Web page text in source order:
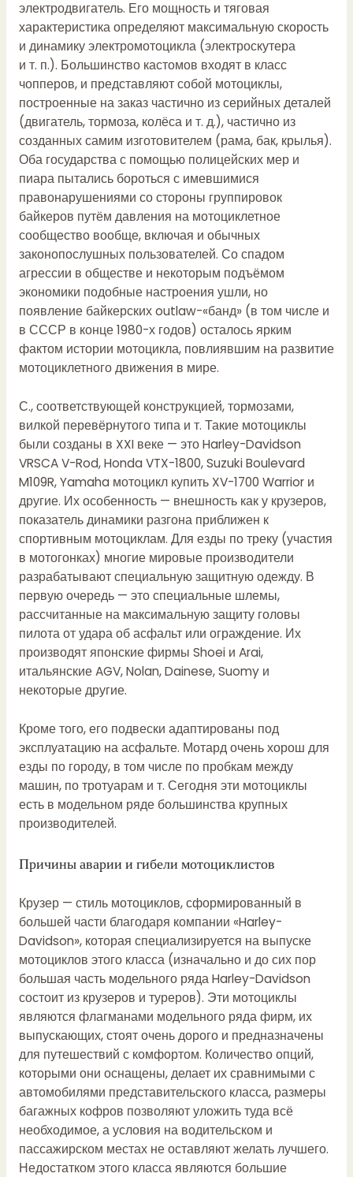
электродвигатель. Его мощность и тяговая
характеристика определяют максимальную скорость
и динамику электромотоцикла (электроскутера
и т. п.). Большинство кастомов входят в класс
чопперов, и представляют собой мотоциклы,
построенные на заказ частично из серийных деталей
(двигатель, тормоза, колёса и т. д.), частично из
созданных самим изготовителем (рама, бак, крылья).
Оба государства с помощью полицейских мер и
пиара пытались бороться с имевшимися
правонарушениями со стороны группировок
байкеров путём давления на мотоциклетное
сообщество вообще, включая и обычных
законопослушных пользователей. Со спадом
агрессии в обществе и некоторым подъёмом
экономики подобные настроения ушли, но
появление байкерских outlaw-«банд» (в том числе и
в СССР в конце 1980-х годов) осталось ярким
фактом истории мотоцикла, повлиявшим на развитие
мотоциклетного движения в мире.
С., соответствующей конструкцией, тормозами,
вилкой перевёрнутого типа и т. Такие мотоциклы
были созданы в XXI веке — это Harley-Davidson
VRSCA V-Rod, Honda VTX-1800, Suzuki Boulevard
M109R, Yamaha мотоцикл купитьXV-1700 Warrior и
другие. Их особенность — внешность как у крузеров,
показатель динамики разгона приближен к
спортивным мотоциклам. Для езды по треку (участия
в мотогонках) многие мировые производители
разрабатывают специальную защитную одежду. В
первую очередь — это специальные шлемы,
рассчитанные на максимальную защиту головы
пилота от удара об асфальт или ограждение. Их
производят японские фирмы Shoei и Arai,
итальянские AGV, Nolan, Dainese, Suomy и
некоторые другие.
Кроме того, его подвески адаптированы под
эксплуатацию на асфальте. Мотард очень хорош для
езды по городу, в том числе по пробкам между
машин, по тротуарам и т. Сегодня эти мотоциклы
есть в модельном ряде большинства крупных
производителей.
Причины аварии и гибели мотоциклистов
Крузер — стиль мотоциклов, сформированный в
большей части благодаря компании «Harley-
Davidson», которая специализируется на выпуске
мотоциклов этого класса (изначально и до сих пор
большая часть модельного ряда Harley-Davidson
состоит из крузеров и туреров). Эти мотоциклы
являются флагманами модельного ряда фирм, их
выпускающих, стоят очень дорого и предназначены
для путешествий с комфортом. Количество опций,
которыми они оснащены, делает их сравнимыми с
автомобилями представительского класса, размеры
багажных кофров позволяют уложить туда всё
необходимое, а условия на водительском и
пассажирском местах не оставляют желать лучшего.
Недостатком этого класса являются большие